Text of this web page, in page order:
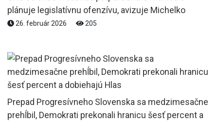
plánuje legislatívnu ofenzívu, avizuje Michelko
26. február 2026 205
Prepad Progresívneho Slovenska sa medzimesačne
prehĺbil, Demokrati prekonali hranicu šesť percent a